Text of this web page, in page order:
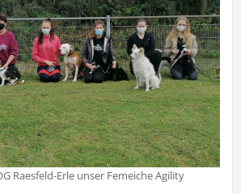
Raesfeld-Erle unser Femeiche Agility